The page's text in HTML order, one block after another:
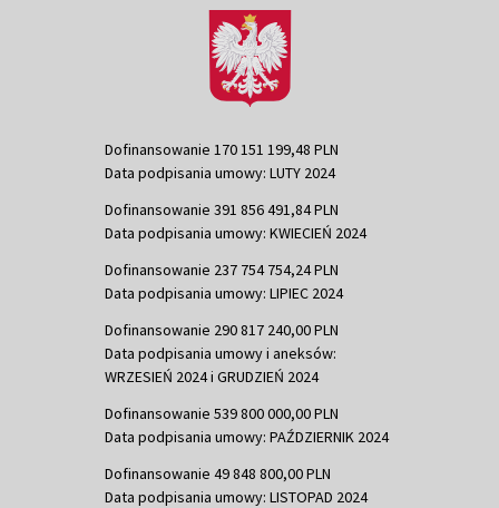
Dofinansowanie 170 151 199,48 PLN
Data podpisania umowy: LUTY 2024
Dofinansowanie 391 856 491,84 PLN
Data podpisania umowy: KWIECIEŃ 2024
Dofinansowanie 237 754 754,24 PLN
Data podpisania umowy: LIPIEC 2024
Dofinansowanie 290 817 240,00 PLN
Data podpisania umowy i aneksów:
WRZESIEŃ 2024 i GRUDZIEŃ 2024
Dofinansowanie 539 800 000,00 PLN
Data podpisania umowy: PAŹDZIERNIK 2024
Dofinansowanie 49 848 800,00 PLN
Data podpisania umowy: LISTOPAD 2024